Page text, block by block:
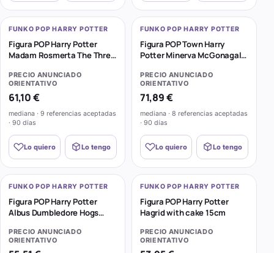
FUNKO POP HARRY POTTER
Figura POP Harry Potter
Madam Rosmerta The Three
PRECIO ANUNCIADO
ORIENTATIVO
61,10 €
mediana · 9 referencias aceptadas
· 90 días
Lo quiero Lo tengo
FUNKO POP HARRY POTTER
Figura POP Town Harry
Potter Minerva McGonagall
PRECIO ANUNCIADO
ORIENTATIVO
71,89 €
mediana · 8 referencias aceptadas
· 90 días
Lo quiero Lo tengo
FUNKO POP HARRY POTTER
Figura POP Harry Potter
Albus Dumbledore Hogs
PRECIO ANUNCIADO
ORIENTATIVO
FUNKO POP HARRY POTTER
Figura POP Harry Potter
Hagrid with cake 15cm
PRECIO ANUNCIADO
ORIENTATIVO